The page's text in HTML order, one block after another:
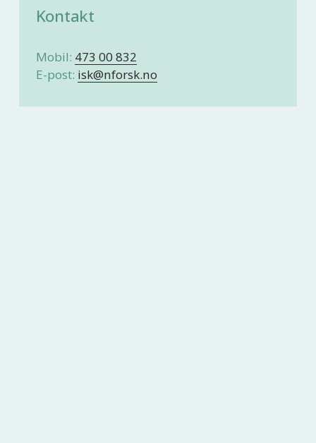
Kontakt
Mobil: 473 00 832
E-post: isk@nforsk.no